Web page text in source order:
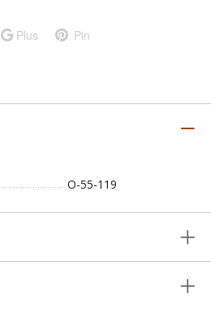
Plus Pin
O-55-119